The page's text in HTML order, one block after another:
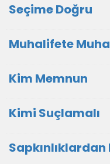
Seçime Doğru
Muhalifete
Kim Memnun
Kimi Suçlamalı